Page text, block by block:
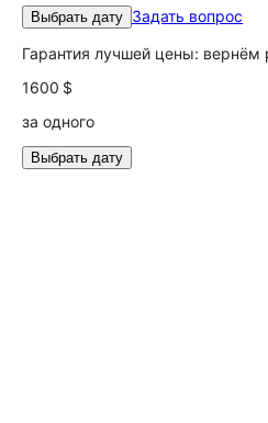
Выбрать дату Задать вопрос
Гарантия лучшей цены:
1600 $
за одного
Выбрать дату